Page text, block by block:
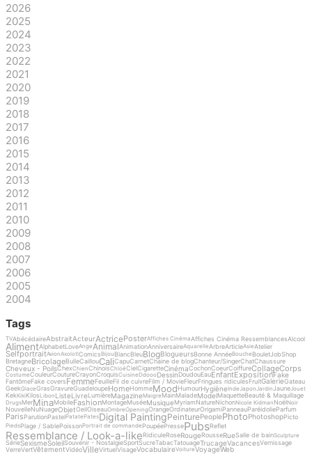
2026
2025
2024
2023
2022
2021
2020
2019
2018
2017
2016
2015
2014
2013
2012
2011
2010
2009
2008
2007
2006
2005
2004
Tags
TVAbécédaireAbstraitActeurActricePosterAffiches CinémaAffiches Cinéma RessemblancesAlcool
AlimentAlphabetLoveAnge AnimalAnimationAnniversaireAquarelleArbreArticleAsieAtelier
SelfportraitAvionAxolotlComicsBijou BlancBleuBlogBlogueursBonne AnnéeBouche BouletJobShop
BretagneBricolageBulleCaillouCaliCapuCarnetChaine de blogChanteur/SingerChatChaussure
Cheveux - PoilsChexChienChinoisChloéCielCigaretteCinémaCochonCoeurCoiffureCollageCorps
CostumeCouleurCoutureCrayonCroquisCuisineDdoooDessinDoudouEauEnfantExpositionFake
FantômeFake coversFemmeFeuilleFil de cuivreFilm / MovieFleurFringues ridiculesFruitGalerieGateau
GeekGlaceGrasGravureGuadeloupeHomeHommeMoodHumourHygièneInde Japon JardinJaune Jouet
KekKikiKilosLibon ListeLivreLumièreMagazineMaigre MainMaladeModelMaquetteBeauté & Maquillage
DrugsMerMinaMobileFashionMontageMuséeMusiqueMyriamNatureNichonNicole Kidman NoëlNoir
NouvelleNuNuageObjetOeilOiseauOmbreOpeningOrangeOrdinateurOrigamiPanneauParéidolieParfum
ParisParutionPastelPatatePatesDigital PaintingPeinturePeoplePhotoPhotoshopPicto
PiedsPlage / SablePoissonPortrait de commande PoupéePressePubsReflet
Ressemblance / Look-a-likeRidiculeRoseRougeRousseRueSalle de bainSculpture
SérieSexismeSoleilSouvenir - NostalgieSportSucreTabacTatouageTrucageVacancesVernissage
VerreVertVêtementVidéoVilleVirtuelVisageVocabulaireVoitureVoyageWeb